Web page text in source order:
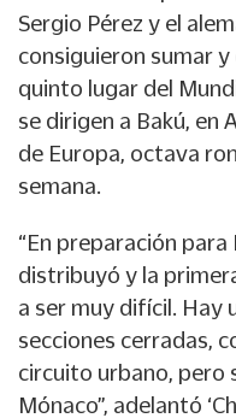
Sergio Pérez y el
consiguieron sumar
quinto lugar del
se dirigen a Bakú, en
de Europa, octava
semana.
“En preparación para
distribuyó y la
a ser muy difícil. Hay
secciones cerradas,
circuito urbano, pero
Mónaco”, adelantó